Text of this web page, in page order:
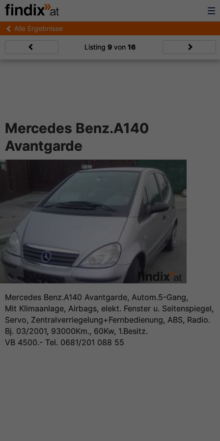
Alle Ergebnisse
Listing 9 von 16
Mercedes Benz.A140
Avantgarde
Mercedes Benz.A140 Avantgarde, Autom.5-Gang,
Mit Klimaanlage, Airbags, elekt. Fenster u. Seitenspiegel,
Servo, Zentralverriegelung+Fernbedienung, ABS, Radio.
Bj. 03/2001, 93000Km., 60Kw, 1.Besitz.
VB 4500.- Tel. 0681/201 088 55